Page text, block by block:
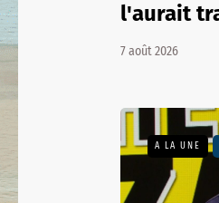
l'aurait
7 août 2026
A LA UNE